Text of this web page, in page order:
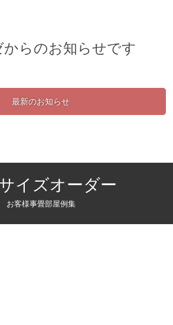
からのお知らせです
最新のお知らせ
イズオーダー
お客様事畳部屋例集